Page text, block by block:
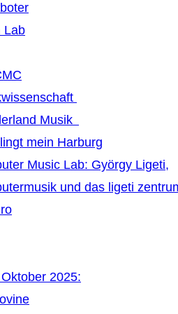
Lab
Musik
mein Harburg
Music Lab: György Ligeti,
und das ligeti
2025: